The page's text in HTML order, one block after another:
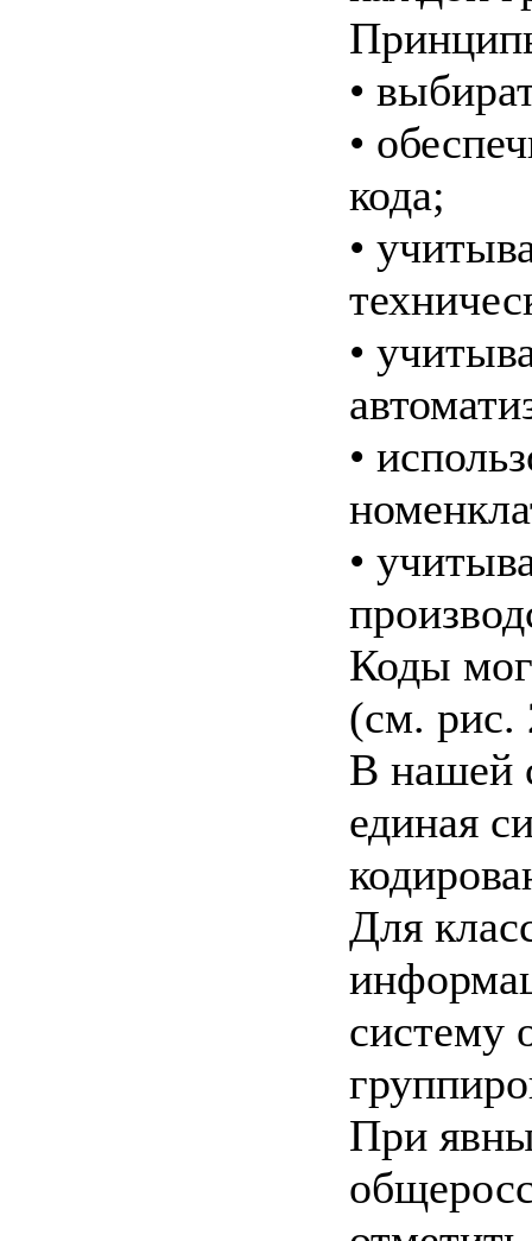
•
•
кода;
•
•
•
•
Коды
(см. рис.
В нашей
единая
Для
систему
При